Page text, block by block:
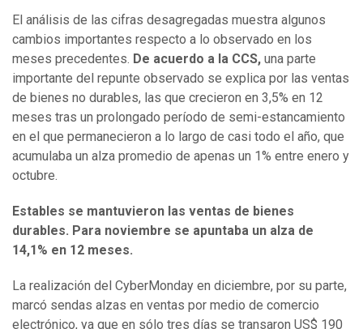
El análisis de las cifras desagregadas muestra algunos
cambios importantes respecto a lo observado en los
meses precedentes. De acuerdo a la CCS, una parte
importante del repunte observado se explica por las ventas
de bienes no durables, las que crecieron en 3,5% en 12
meses tras un prolongado período de semi-estancamiento
en el que permanecieron a lo largo de casi todo el año, que
acumulaba un alza promedio de apenas un 1% entre enero y
octubre.
Estables se mantuvieron las ventas de bienes
durables. Para noviembre se apuntaba un alza de
14,1% en 12 meses.
La realización del CyberMonday en diciembre, por su parte,
marcó sendas alzas en ventas por medio de comercio
electrónico, ya que en sólo tres días se transaron US$ 190